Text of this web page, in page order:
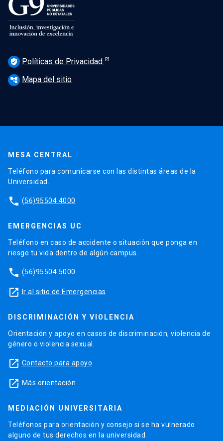
verified_user Políticas de Privacidad
account_tree Mapa del sitio
MESA CENTRAL
Teléfono para comunicarse con las distintas áreas de la
Universidad.
phone (56)95504 4000
EMERGENCIAS UC
Teléfono en caso de accidente o situación que ponga en
riesgo tu vida dentro de algún campus.
phone (56)95504 5000
launch Ir al sitio de Emergencias
DISCRIMINACIÓN Y VIOLENCIA
Orientación y apoyo en casos de discriminación, violencia de
género o violencia sexual.
launch Contacto para apoyo
launch Más orientación
MEDIACIÓN UNIVERSITARIA
Teléfonos para orientación y consejo si se ha vulnerado
alguno de tus derechos en la universidad.